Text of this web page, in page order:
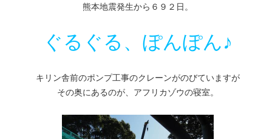
熊本地震発生から６９２日。
ぐるぐる、ぽんぽん♪
キリン舎前のポンプ工事のクレーンがのびていますが
その奥にあるのが、アフリカゾウの寝室。